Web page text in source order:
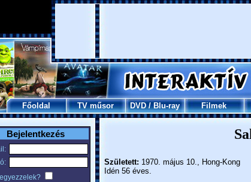
Főoldal TV műsor DVD/Blu-ray Filmek
Bejelentkezés
Született: 1970. május 10., Hong-Kong
Idén 56 éves.